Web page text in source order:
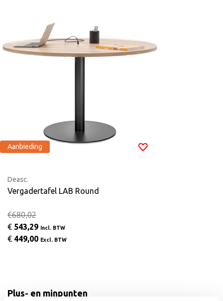
Aanbieding
Deasc.
Vergadertafel LAB Round
€680,02
€ 543,29 Incl. BTW
€ 449,00 Excl. BTW
Plus- en minpunten